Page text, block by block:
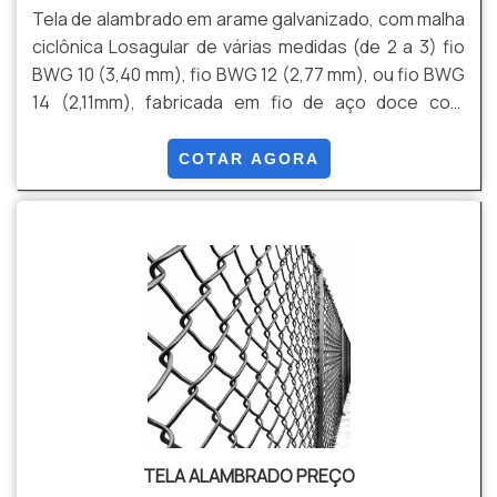
investir em equipamentos modernos, que se ajustam
a sua necessidade. A Tecnyl Telas é uma empresa
que tem sido preferência no segmento por toda
seriedade e qualidade, o que garante a melhor
experiência de todos os clientes..
Tela de alambrado em arame galvanizado, com malha
ciclônica Losagular de várias medidas (de 2 a 3) fio
BWG 10 (3,40 mm), fio BWG 12 (2,77 mm), ou fio BWG
14 (2,11mm), fabricada em fio de aço doce com
acordo com a NBR 5589, galvanizado por imersão em
banho de zinco antes de tecer a malha, com uma
NBR 6331, com acabamento lateral de pontas
COTAR AGORA
TELA ALAMBRADO PREÇO